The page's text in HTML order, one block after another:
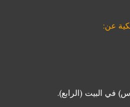
عن:
في البيت (الرابع).